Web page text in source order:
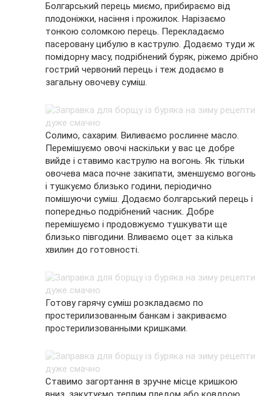
Болгарський перець миємо, прибираємо від
плодоніжки, насіння і прожилок. Нарізаємо
тонкою соломкою перець. Перекладаємо
пасеровану цибулю в каструлю. Додаємо туди ж
помідорну масу, подрібнений буряк, ріжемо дрібно
гострий червоний перець і теж додаємо в
загальну овочеву суміш.
Солимо, сахарим. Виливаємо рослинне масло.
Перемішуємо овочі наскільки у вас це добре
вийде і ставимо каструлю на вогонь. Як тільки
овочева маса почне закипати, зменшуємо вогонь
і тушкуємо близько години, періодично
помішуючи суміш. Додаємо болгарський перець і
попередньо подрібнений часник. Добре
перемішуємо і продовжуємо тушкувати ще
близько півгодини. Вливаємо оцет за кілька
хвилин до готовності.
Готову гарячу суміш розкладаємо по
простерилизованным банкам і закриваємо
простерилизованными кришками.
Ставимо загортання в зручне місце кришкою